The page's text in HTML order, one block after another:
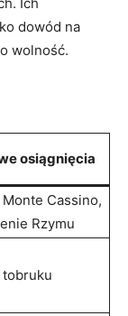
dowód na
wolność.
osiągnięcia
Cassino,
Rzymu
tobruku